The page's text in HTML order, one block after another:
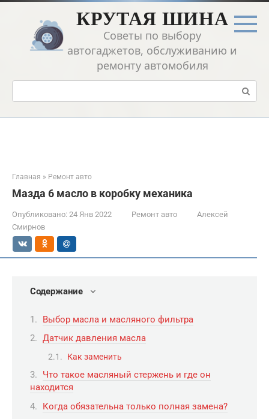
Перейти
контенту
КРУТАЯ ШИНА
Советы по выбору
автогаджетов, обслуживанию и
ремонту автомобиля
Поиск:
Главная » Ремонт авто
Мазда 6 масло в коробку механика
Опубликовано: 24 Янв 2022 Ремонт авто
Алексей
Смирнов
Содержание
Выбор масла и масляного фильтра
Датчик давления масла
Как заменить
Что такое масляный стержень и где он
находится
Когда обязательна только полная замена?